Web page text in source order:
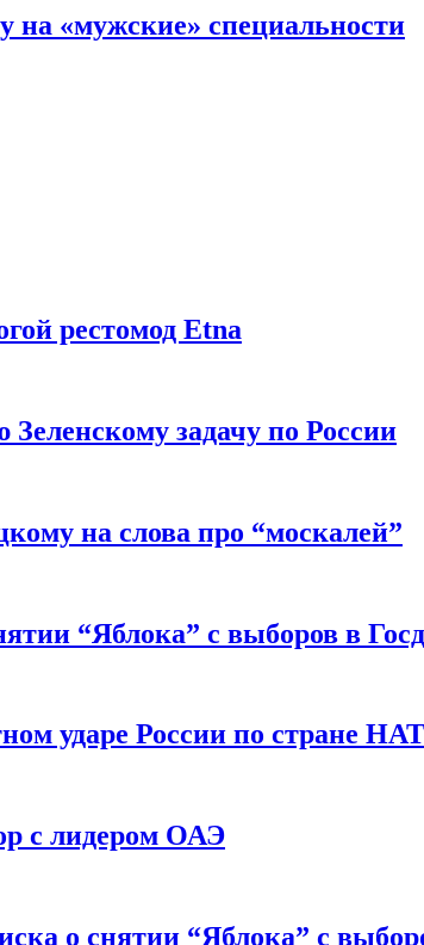
на «мужские» специальности
рестомод Etna
задачу по России
на слова про “москалей”
“Яблока” с выборов в
ударе России по стране
с лидером ОАЭ
о снятии “Яблока” с